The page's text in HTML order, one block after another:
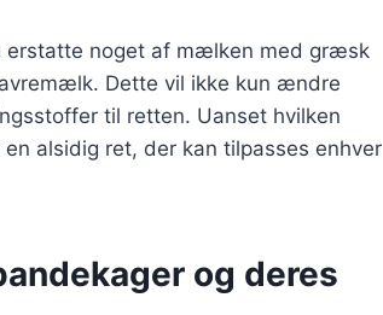
erstatte noget af mælken med græsk
Dette vil ikke kun ændre
til retten. Uanset hvilken
alsidig ret, der kan tilpasses enhver
og deres